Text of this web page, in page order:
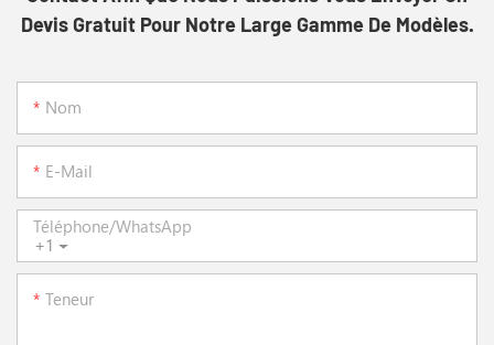
Devis Gratuit Pour Notre Large Gamme De Modèles.
Nom
E-Mail
+1
Téléphone/WhatsApp
Teneur